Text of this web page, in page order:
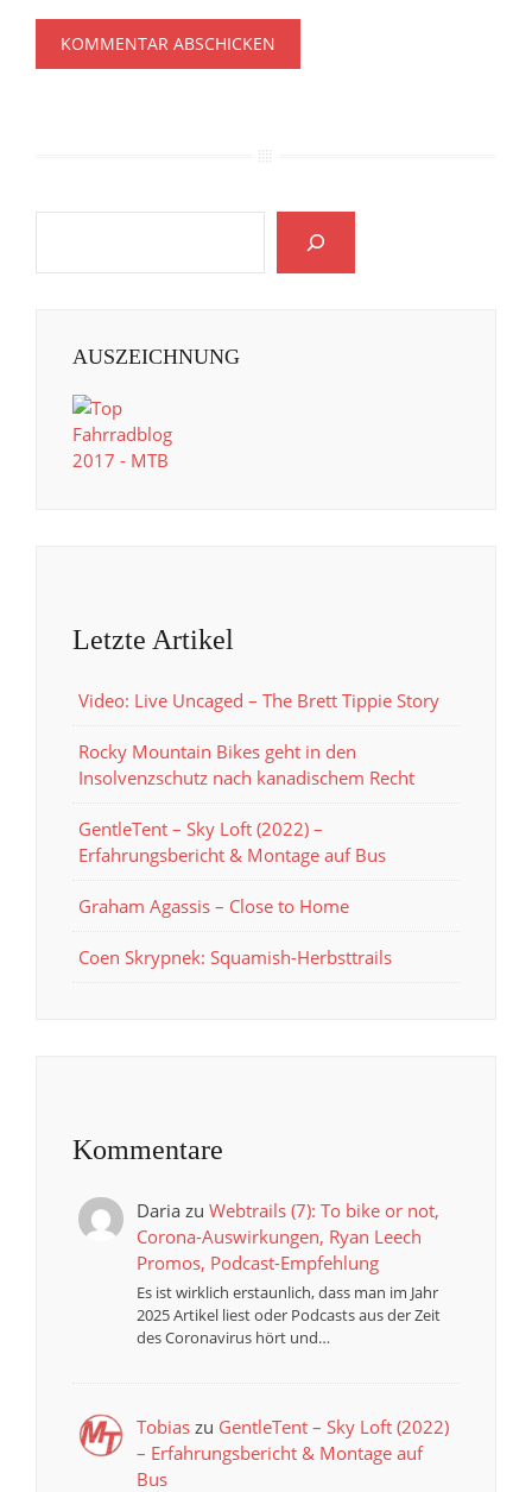
AUSZEICHNUNG
Letzte Artikel
Video: Live Uncaged – The Brett Tippie Story
Rocky Mountain Bikes geht in den
Insolvenzschutz nach kanadischem Recht
GentleTent – Sky Loft (2022) –
Erfahrungsbericht & Montage auf Bus
Graham Agassis – Close to Home
Coen Skrypnek: Squamish-Herbsttrails
Kommentare
Dariazu Webtrails (7): To bike or not,
Corona-Auswirkungen, Ryan Leech
Promos, Podcast-Empfehlung
Es ist wirklich erstaunlich, dass man im Jahr
2025 Artikel liest oder Podcasts aus der Zeit
des Coronavirus hört und…
Tobiaszu GentleTent – Sky Loft (2022)
– Erfahrungsbericht & Montage auf
Bus